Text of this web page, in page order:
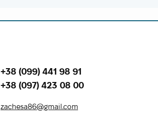
+38 (099) 441 98 91
+38 (097) 423 08 00
zachesa86@gmail.com